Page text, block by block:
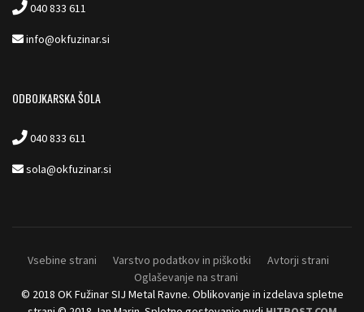
040 833 611
info@okfuzinar.si
ODBOJKARSKA ŠOLA
040 833 611
sola@okfuzinar.si
Vsebine strani Varstvo podatkov in piškotki
Avtorji strani
Oglaševanje na strani
© 2018 OK Fužinar SIJ Metal Ravne. Oblikovanje in izdelava spletne